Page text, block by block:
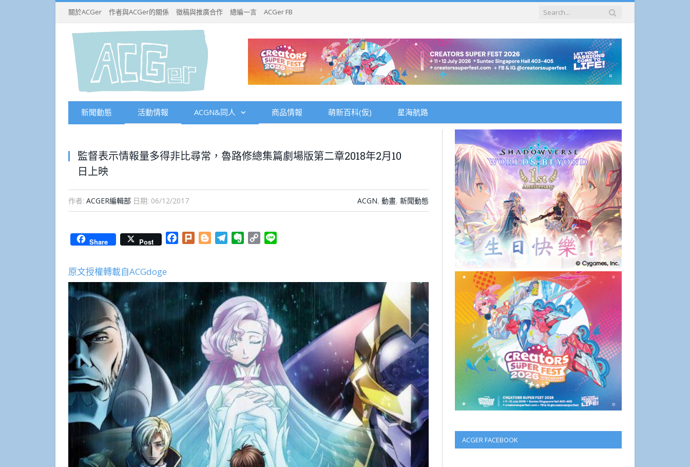
關於ACGer 作者與ACGer的關係 徵稿與推廣合作 總編一言 ACGer FB
新聞動態 活動情報 ACGN&同人 商品情報 萌新百科(仮) 星海航路
監督表示情報量多得非比尋常，魯路修總集篇劇場版第二章2018年2月10
日上映
作者: ACGER編輯部 日期: 06/12/2017 ACGN, 動畫, 新聞動態
Share Post Facebook
Plurk BloggerTelegramEvernote
Copy
原文授權轉載自ACGdoge
ACGER FACEBOOK